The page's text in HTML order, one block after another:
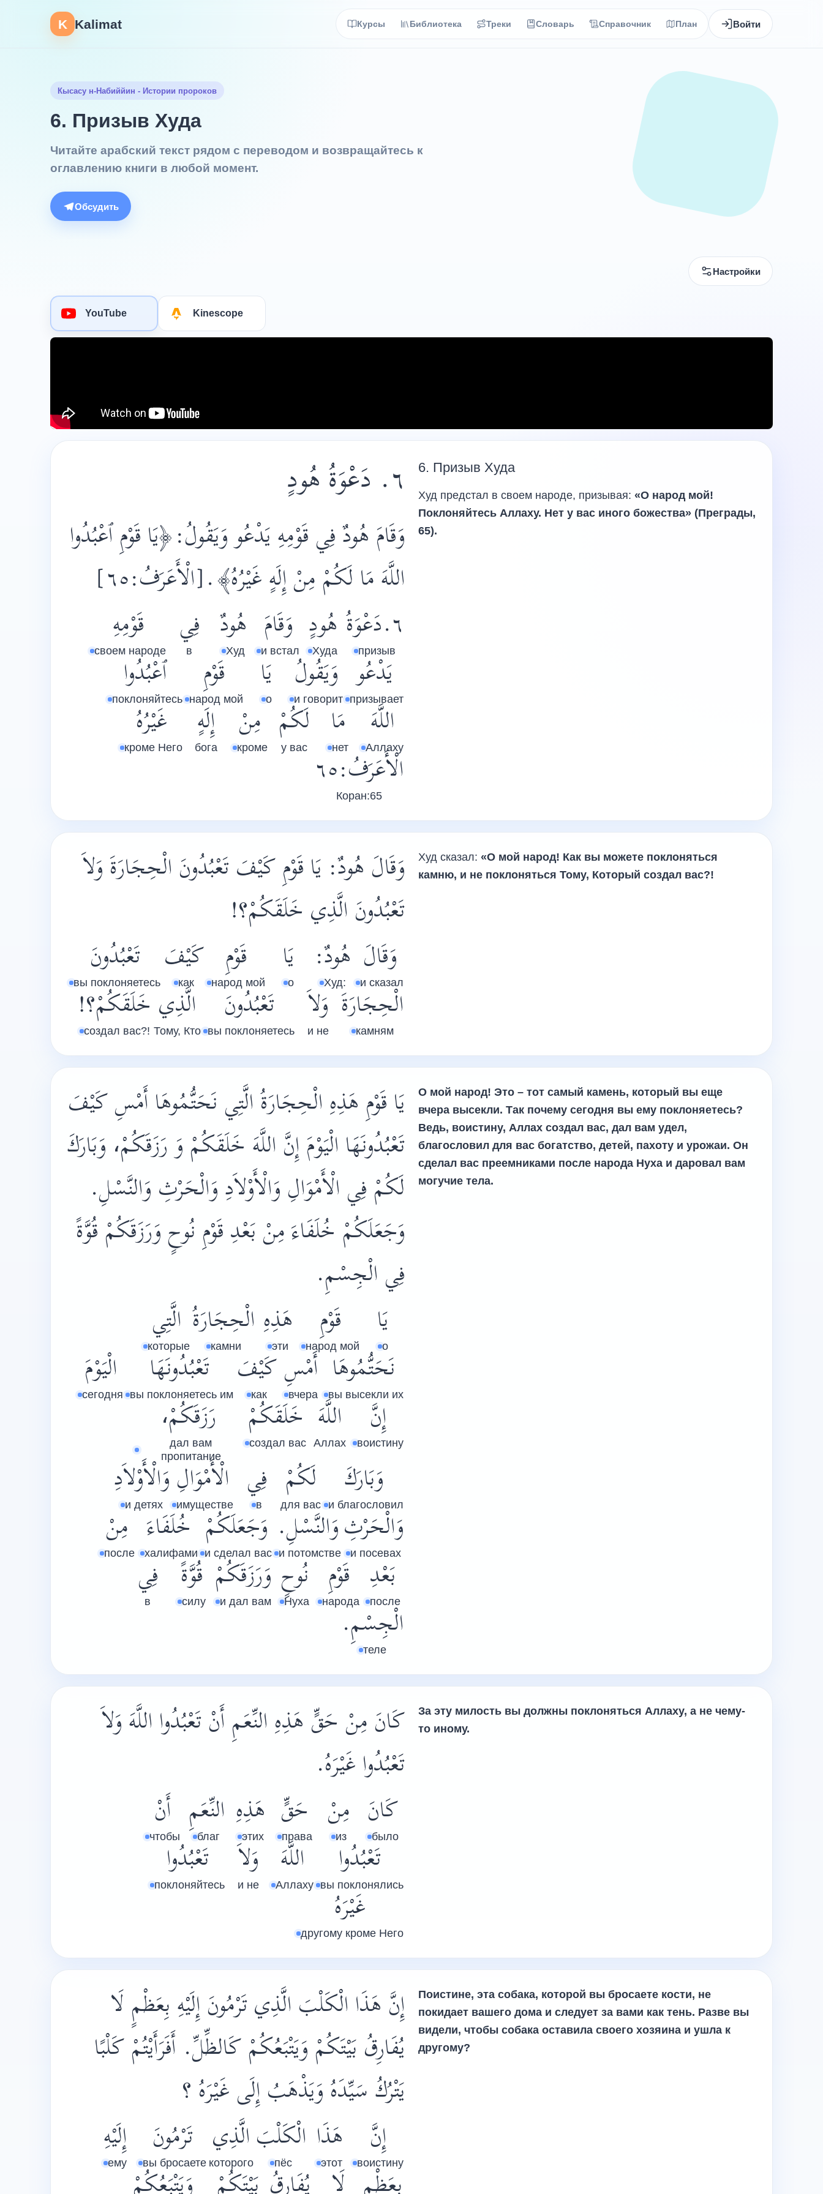
K Kalimat Курсы Библиотека Треки Словарь Справочник План Войти
Кысасу н-Набиййин - Истории пророков
6. Призыв Худа
Читайте арабский текст рядом с переводом и возвращайтесь к
оглавлению книги в любой момент.
Обсудить
Настройки
YouTube Kinescope
٦. دَعْوَةُ هُودٍ
وَقَامَ هُودٌ فِي قَوْمِهِ يَدْعُو وَيَقُولُ:﴿يَا قَوْمِ ٱعْبُدُوا
اللَّهَ مَا لَكُمْ مِنْ إِلَهٍ غَيْرُهُ﴾.[الْأَعَرَفُ:٦٥]
٦.دَعْوَةُ
призыв
هُودٍ
Худа
وَقَامَ
и встал
هُودٌ
Худ
فِي
в
قَوْمِهِ
своем народе
يَدْعُو
призывает
وَيَقُولُ
и говорит
يَا
о
قَوْمِ
народ мой
ٱعْبُدُوا
поклоняйтесь
اللَّهَ
Аллаху
مَا
нет
لَكُمْ
у вас
مِنْ
кроме
إِلَهٍ
бога
غَيْرُهُ
кроме Него
الْأَعَرَفُ:٦٥
Коран:65
6. Призыв Худа
Худ предстал в своем народе, призывая: «О народ мой!
Поклоняйтесь Аллаху. Нет у вас иного божества» (Преграды,
65).
وَقَالَ هُودٌ: يَا قَوْمِ كَيْفَ تَعْبُدُونَ الْحِجَارَةَ وَلاَ
تَعْبُدُونَ الَّذِي خَلَقَكُمْ؟!
وَقَالَ
и сказал
هُودٌ:
Худ:
يَا
о
قَوْمِ
народ мой
كَيْفَ
как
تَعْبُدُونَ
вы поклоняетесь
الْحِجَارَةَ
камням
وَلاَ
и не
تَعْبُدُونَ
вы поклоняетесь
الَّذِي
Тому, Кто
خَلَقَكُمْ؟!
создал вас?!
Худ сказал: «О мой народ! Как вы можете поклоняться
камню, и не поклоняться Тому, Который создал вас?!
يَا قَوْمِ هَذِهِ الْحِجَارَةُ الَّتِي نَحَتُّمُوهَا أَمْسِ كَيْفَ
تَعْبُدُونَهَا الْيَوْمَ إِنَّ اللَّهَ خَلَقَكُمْ وَ رَزَقَكُمْ، وَبَارَكَ
لَكُمْ فِي الْأَمْوَالِ وَالْأَوْلاَدِ وَالْحَرْثِ وَالنَّسْلِ.
وَجَعَلَكُمْ خُلَفَاءَ مِنْ بَعْدِ قَوْمِ نُوحٍ وَرَزَقَكُمْ قُوَّةً
فِي الْجِسْمِ.
يَا
о
قَوْمِ
народ мой
هَذِهِ
эти
الْحِجَارَةُ
камни
الَّتِي
которые
نَحَتُّمُوهَا
вы высекли их
أَمْسِ
вчера
كَيْفَ
как
تَعْبُدُونَهَا
вы поклоняетесь им
الْيَوْمَ
сегодня
إِنَّ
воистину
اللَّهَ
Аллах
خَلَقَكُمْ
создал вас
رَزَقَكُمْ،
дал вам
пропитание
وَبَارَكَ
и благословил
لَكُمْ
для вас
فِي
в
الْأَمْوَالِ
имуществе
وَالْأَوْلاَدِ
и детях
وَالْحَرْثِ
и посевах
وَالنَّسْلِ.
и потомстве
وَجَعَلَكُمْ
и сделал вас
خُلَفَاءَ
халифами
مِنْ
после
بَعْدِ
после
قَوْمِ
народа
نُوحٍ
Нуха
وَرَزَقَكُمْ
и дал вам
قُوَّةً
силу
فِي
в
الْجِسْمِ.
теле
О мой народ! Это – тот самый камень, который вы еще
вчера высекли. Так почему сегодня вы ему поклоняетесь?
Ведь, воистину, Аллах создал вас, дал вам удел,
благословил для вас богатство, детей, пахоту и урожаи. Он
сделал вас преемниками после народа Нуха и даровал вам
могучие тела.
كَانَ مِنْ حَقٍّ هَذِهِ النِّعَمِ أَنْ تَعْبُدُوا اللَّهَ وَلاَ
تَعْبُدُوا غَيْرَهُ.
كَانَ
было
مِنْ
из
حَقٍّ
права
هَذِهِ
этих
النِّعَمِ
благ
أَنْ
чтобы
تَعْبُدُوا
вы поклонялись
اللَّهَ
Аллаху
وَلاَ
и не
تَعْبُدُوا
поклоняйтесь
غَيْرَهُ
другому кроме Него
За эту милость вы должны поклоняться Аллаху, а не чему-
то иному.
إِنَّ هَذَا الْكَلْبَ الَّذِي تَرْمُونَ إِلَيْهِ بِعَظْمٍ لَا
يُفَارِقُ بَيْتَكُمْ وَيَتْبَعُكُمْ كَالظِّلِّ. أَفَرَأَيْتُمْ كَلْبًا
يَتْرُكُ سَيِّدَهُ وَيَذْهَبُ إِلَى غَيْرَهُ ؟
إِنَّ
воистину
هَذَا
этот
الْكَلْبَ
пёс
الَّذِي
которого
تَرْمُونَ
вы бросаете
إِلَيْهِ
ему
Поистине, эта собака, которой вы бросаете кости, не
покидает вашего дома и следует за вами как тень. Разве вы
видели, чтобы собака оставила своего хозяина и ушла к
другому?